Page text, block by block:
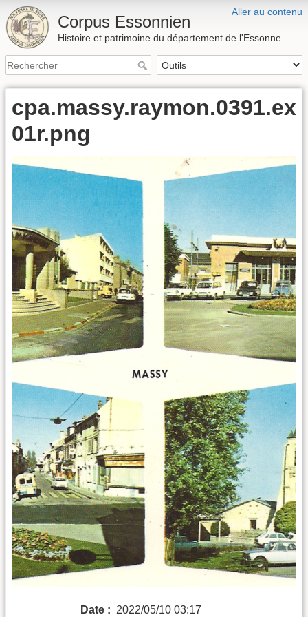
Aller au contenu
Corpus Essonnien
Histoire et patrimoine du département de l'Essonne
cpa.massy.raymon.0391.ex
01r.png
Date : 2022/05/10 03:17